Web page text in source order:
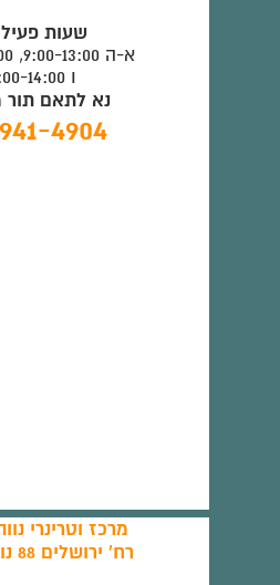
שעות
א-ה 9:00-13:00, 17:00-20:00
ו 9:00-14:00
נא לתאם
4904
מרכז וטרינרי
רח' ירושלים 88 נווה הדרים